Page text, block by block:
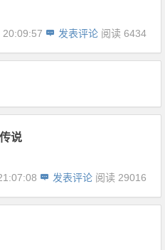
20:09:57 发表评论 阅读 6434
说
发表评论 阅读 29016